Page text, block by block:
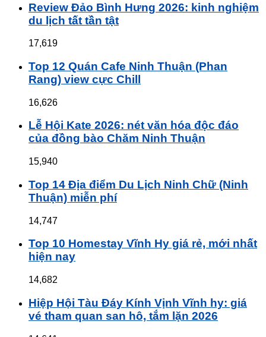
Review Đảo Bình Hưng 2026: kinh nghiệm
du lịch tất tần tật
17,619
Top 12 Quán Cafe Ninh Thuận (Phan
Rang) view cực Chill
16,626
Lễ Hội Kate 2026: nét văn hóa độc đáo
của đồng bào Chăm Ninh Thuận
15,940
Top 14 Địa điểm Du Lịch Ninh Chữ (Ninh
Thuận) miễn phí
14,747
Top 10 Homestay Vĩnh Hy giá rẻ, mới nhất
hiện nay
14,682
Hiệp Hội Tàu Đáy Kính Vịnh Vĩnh hy: giá
vé tham quan san hô, tắm lặn 2026